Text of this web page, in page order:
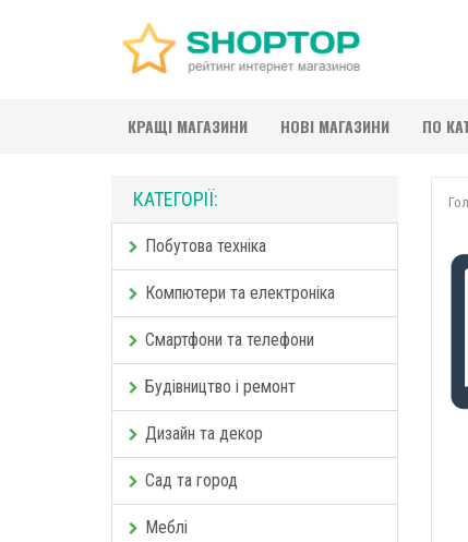
КРАЩІ МАГАЗИНИ НОВІ МАГАЗИНИ ПО
КАТЕГОРІЇ:
Побутова техніка
Компютери та електроніка
Смартфони та телефони
Будівництво і ремонт
Дизайн та декор
Сад та город
Меблі